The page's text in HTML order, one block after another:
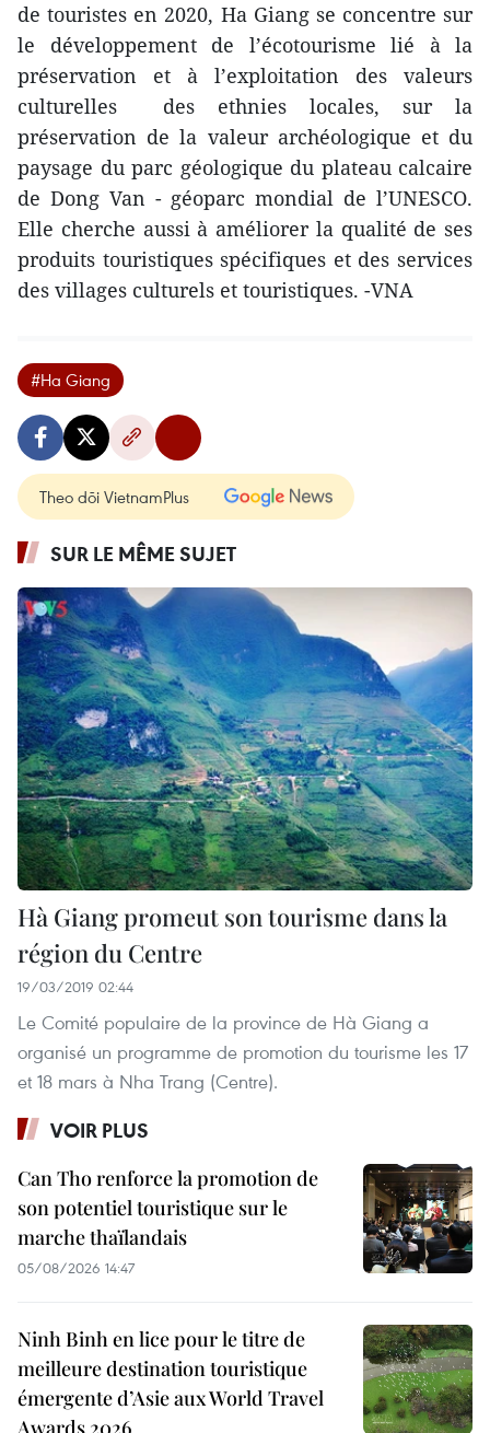
de touristes en 2020, Ha Giang se concentre sur
le développement de l’écotourisme lié à la
préservation et à l’exploitation des valeurs
culturelles des ethnies locales, sur la
préservation de la valeur archéologique et du
paysage du parc géologique du plateau calcaire
de Dong Van - géoparc mondial de l’UNESCO.
Elle cherche aussi à améliorer la qualité de ses
produits touristiques spécifiques et des services
des villages culturels et touristiques. -VNA
#Ha Giang
Theo dõi VietnamPlus
SUR LE MÊME SUJET
Hà Giang promeut son tourisme dans la
région du Centre
19/03/2019 02:44
Le Comité populaire de la province de Hà Giang a
organisé un programme de promotion du tourisme les 17
et 18 mars à Nha Trang (Centre).
VOIR PLUS
Can Tho renforce la promotion de
son potentiel touristique sur le
marche thaïlandais
05/08/2026 14:47
Ninh Binh en lice pour le titre de
meilleure destination touristique
émergente d’Asie aux World Travel